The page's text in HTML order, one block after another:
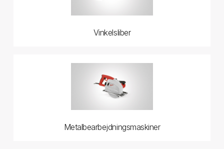
Vinkelsliber
Metalbearbejdningsmaskiner